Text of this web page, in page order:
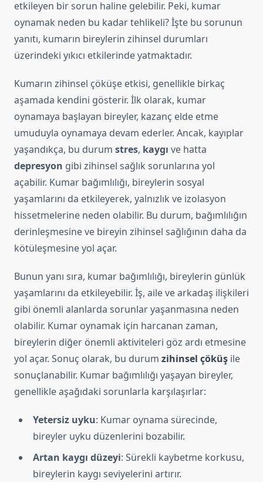
etkileyen bir sorun haline gelebilir. Peki, kumar
oynamak neden bu kadar tehlikeli? İşte bu sorunun
yanıtı, kumarın bireylerin zihinsel durumları
üzerindeki yıkıcı etkilerinde yatmaktadır.
Kumarın zihinsel çöküşe etkisi, genellikle birkaç
aşamada kendini gösterir. İlk olarak, kumar
oynamaya başlayan bireyler, kazanç elde etme
umuduyla oynamaya devam ederler. Ancak, kayıplar
yaşandıkça, bu durum stres, kaygı ve hatta
depresyon gibi zihinsel sağlık sorunlarına yol
açabilir. Kumar bağımlılığı, bireylerin sosyal
yaşamlarını da etkileyerek, yalnızlık ve izolasyon
hissetmelerine neden olabilir. Bu durum, bağımlılığın
derinleşmesine ve bireyin zihinsel sağlığının daha da
kötüleşmesine yol açar.
Bunun yanı sıra, kumar bağımlılığı, bireylerin günlük
yaşamlarını da etkileyebilir. İş, aile ve arkadaş ilişkileri
gibi önemli alanlarda sorunlar yaşanmasına neden
olabilir. Kumar oynamak için harcanan zaman,
bireylerin diğer önemli aktiviteleri göz ardı etmesine
yol açar. Sonuç olarak, bu durum zihinsel çöküş ile
sonuçlanabilir. Kumar bağımlılığı yaşayan bireyler,
genellikle aşağıdaki sorunlarla karşılaşırlar:
Yetersiz uyku: Kumar oynama sürecinde,
bireyler uyku düzenlerini bozabilir.
Artan kaygı düzeyi: Sürekli kaybetme korkusu,
bireylerin kaygı seviyelerini artırır.